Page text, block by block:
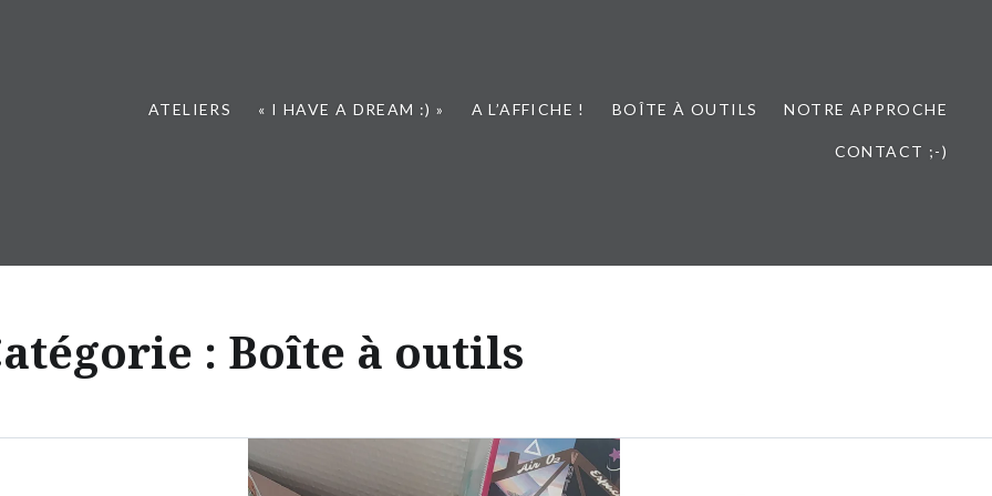
ATELIERS « I HAVE A DREAM :) » A L’AFFICHE ! BOÎTE À OUTILS NOTRE APPROCHE
CONTACT ;-)
: Boîte à outils